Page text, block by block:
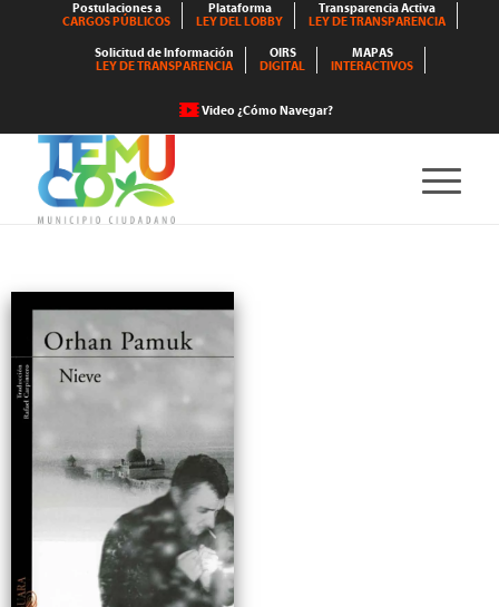
Postulaciones a
CARGOS PÚBLICOS
Plataforma
LEY DEL LOBBY
Transparencia Activa
LEY DE TRANSPARENCIA
Solicitud de Información
LEY DE TRANSPARENCIA
OIRS
DIGITAL
MAPAS
INTERACTIVOS
Video ¿Cómo Navegar?